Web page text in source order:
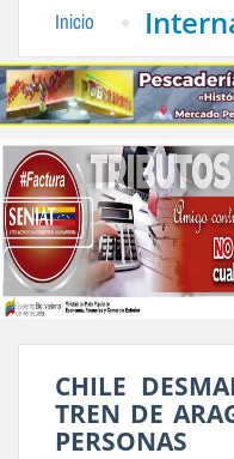
Inicio
CHILE
TREN DE
PERSONAS